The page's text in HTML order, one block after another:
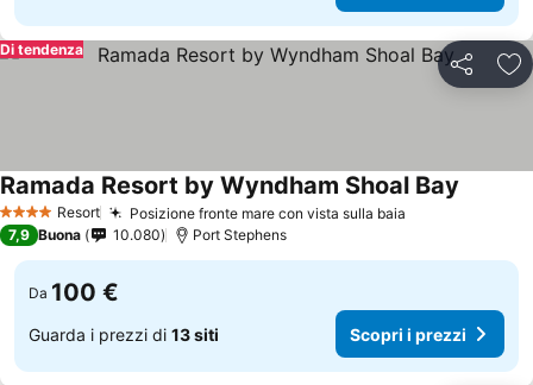
Condividi
Di tendenza
4 Stelle Resort Posizione fronte mare con vista sulla baia
Ramada Resort by Wyndham Shoal Bay
7,9 Buona 10.080 Port Stephens
Da 100 €
Guarda i prezzi di 13 siti Scopri i prezzi